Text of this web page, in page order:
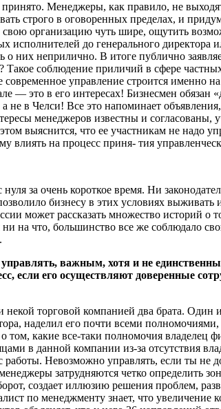
Менеджеры, как правило, не
строго в оговоренных пределах, и
свою организацию чуть шире, ощутить
исполнителей до генерального директора
о них неприлично. В итоге публично
Такое соблюдение приличий в сфере
управление строится именно
— это в его интересах! Бизнесмен
не в Челси! Все это напоминает
менеджеров известны и
выяснится, что ее участникам не надо
влиять на процесс приня- тия
за очень короткое время. Ни
бизнесу в этих условиях
может рассказать множество историй
на что, большинство все же соблюдало
важным, хотя и не
если его осуществляют доверенные
некой торговой компанией два брата.
наделил его почти всеми
какие все-таки полномочия владелец
в данной компании из-за отсутствия
работы. Невозможно управлять, если ты
затрудняются четко
создает иллюзию решения проблем,
по менеджменту знает, что увеличение